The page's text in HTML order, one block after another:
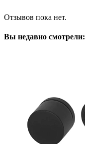
Отзывов пока нет.
Вы недавно смотрели: